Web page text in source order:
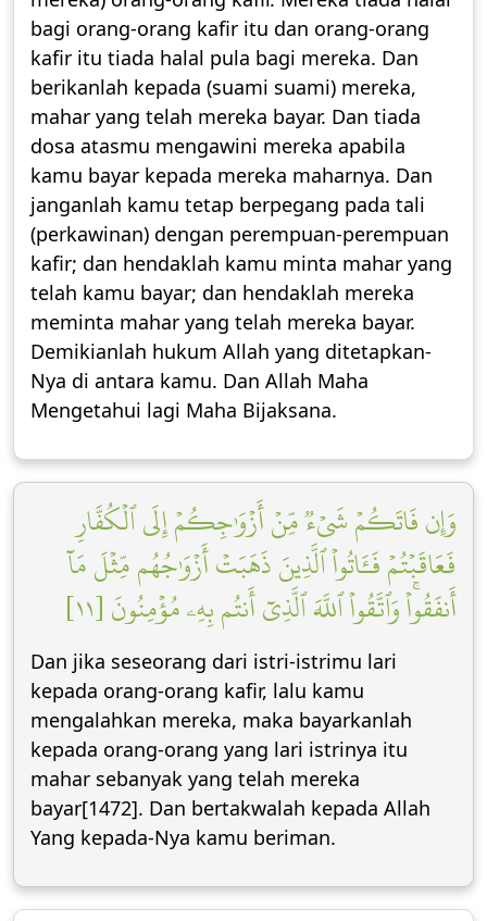
bagi orang-orang kafir itu dan orang-orang
kafir itu tiada halal pula bagi mereka. Dan
berikanlah kepada (suami suami) mereka,
mahar yang telah mereka bayar. Dan tiada
dosa atasmu mengawini mereka apabila
kamu bayar kepada mereka maharnya. Dan
janganlah kamu tetap berpegang pada tali
(perkawinan) dengan perempuan-perempuan
kafir; dan hendaklah kamu minta mahar yang
telah kamu bayar; dan hendaklah mereka
meminta mahar yang telah mereka bayar.
Demikianlah hukum Allah yang ditetapkan-
Nya di antara kamu. Dan Allah Maha
Mengetahui lagi Maha Bijaksana.
وَإِن فَاتَكُمۡ شَيۡءٞ مِّنۡ أَزۡوَٰجِكُمۡ إِلَى ٱلۡكُفَّارِ
فَعَاقَبۡتُمۡ فَـَٔاتُواْ ٱلَّذِينَ ذَهَبَتۡ أَزۡوَٰجُهُم مِّثۡلَ مَآ
أَنفَقُواْۚ وَٱتَّقُواْ ٱللَّهَ ٱلَّذِيٓ أَنتُم بِهِۦ مُؤۡمِنُونَ [١١]
Dan jika seseorang dari istri-istrimu lari
kepada orang-orang kafir, lalu kamu
mengalahkan mereka, maka bayarkanlah
kepada orang-orang yang lari istrinya itu
mahar sebanyak yang telah mereka
bayar[1472]. Dan bertakwalah kepada Allah
Yang kepada-Nya kamu beriman.